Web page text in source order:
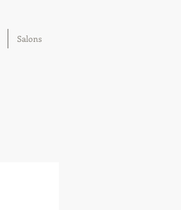
Salons